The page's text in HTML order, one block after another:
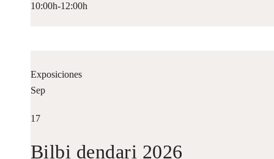
10:00h-12:00h
Exposiciones
Sep
17
Bilbi dendari 2026